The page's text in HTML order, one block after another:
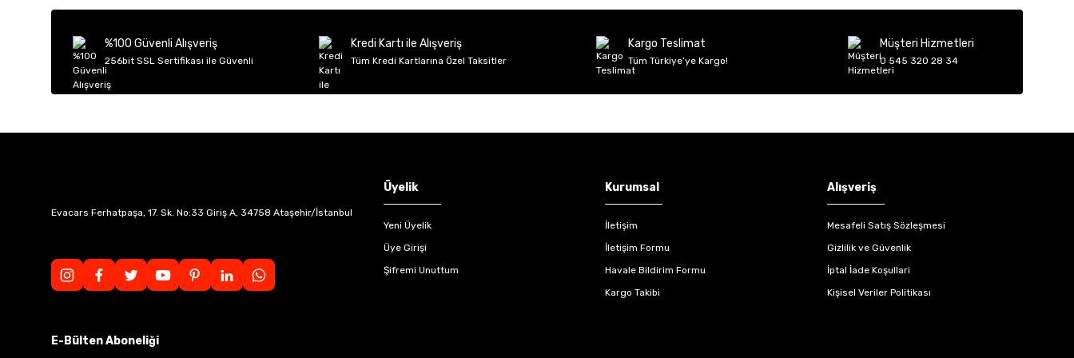
Ürün fiyatı diğer sitelerden daha pahalı.
Bu ürüne benzer farklı alternatifler olmalı.
%100 Güvenli Alışveriş
256bit SSL Sertifikası ile Güvenli
Kredi Kartı ile Alışveriş
Tüm Kredi Kartlarına Özel Taksitler
Kargo Teslimat
Tüm Türkiye’ye Kargo!
Müşteri Hizmetleri
0 545 320 28 34
Evacars Ferhatpaşa, 17. Sk. No:33 Giriş A, 34758 Ataşehir/İstanbul
Üyelik
Yeni Üyelik
Üye Girişi
Şifremi Unuttum
Kurumsal
İletişim
İletişim Formu
Havale Bildirim Formu
Kargo Takibi
Alışveriş
Mesafeli Satış Sözleşmesi
Gizlilik ve Güvenlik
İptal İade Koşullari
Kişisel Veriler Politikası
E-Bülten Aboneliği